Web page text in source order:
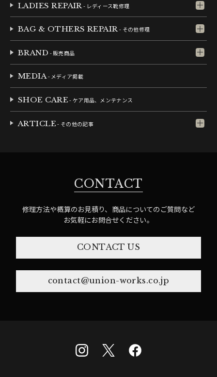
LADIES REPAIR - レディース靴修理
BAG & OTHERS REPAIR- その他修理
BRAND - 販売商品
MEDIA- メディア掲載
SHOE CARE- ケア用品、メンテナンス
ARTICLE- その他の記事
CONTACT
修理方法や概算のお見積り、商品についてのご質問など
お気軽にお問合せください。
CONTACT US
contact@union-works.co.jp